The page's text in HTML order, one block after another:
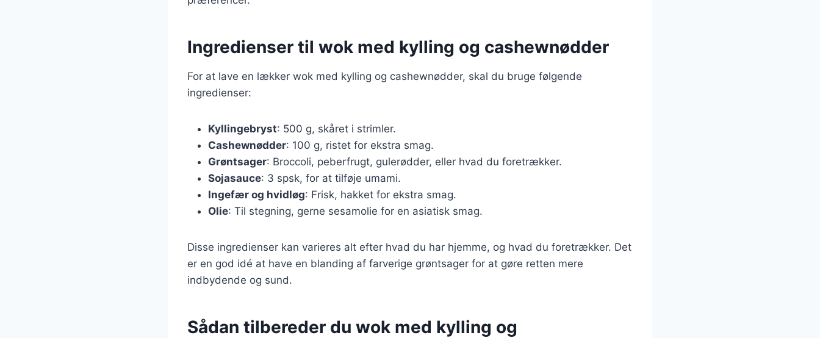
Ingredienser til wok med kylling og cashewnødder
For at lave en lækker wok med kylling og cashewnødder, skal du bruge følgende
ingredienser:
Kyllingebryst: 500 g, skåret i strimler.
Cashewnødder: 100 g, ristet for ekstra smag.
Grøntsager: Broccoli, peberfrugt, gulerødder, eller hvad du foretrækker.
Sojasauce: 3 spsk, for at tilføje umami.
Ingefær og hvidløg: Frisk, hakket for ekstra smag.
Olie: Til stegning, gerne sesamolie for en asiatisk smag.
Disse ingredienser kan varieres alt efter hvad du har hjemme, og hvad du foretrækker. Det
er en god idé at have en blanding af farverige grøntsager for at gøre retten mere
indbydende og sund.
Sådan tilbereder du wok med kylling og